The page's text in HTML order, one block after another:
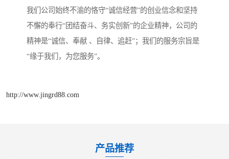
我们公司始终不渝的恪守“诚信经营”的创业信念和坚持
不懈的奉行“团结奋斗、务实创新”的企业精神，公司的
精神是“诚信、奉献 、自律、追赶”；我们的服务宗旨是
“缘于我们，为您服务”。
http://www.jingrd88.com
产品推荐